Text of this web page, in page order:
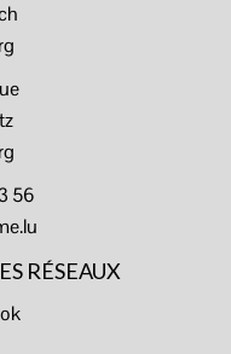
56
RÉSEAUX